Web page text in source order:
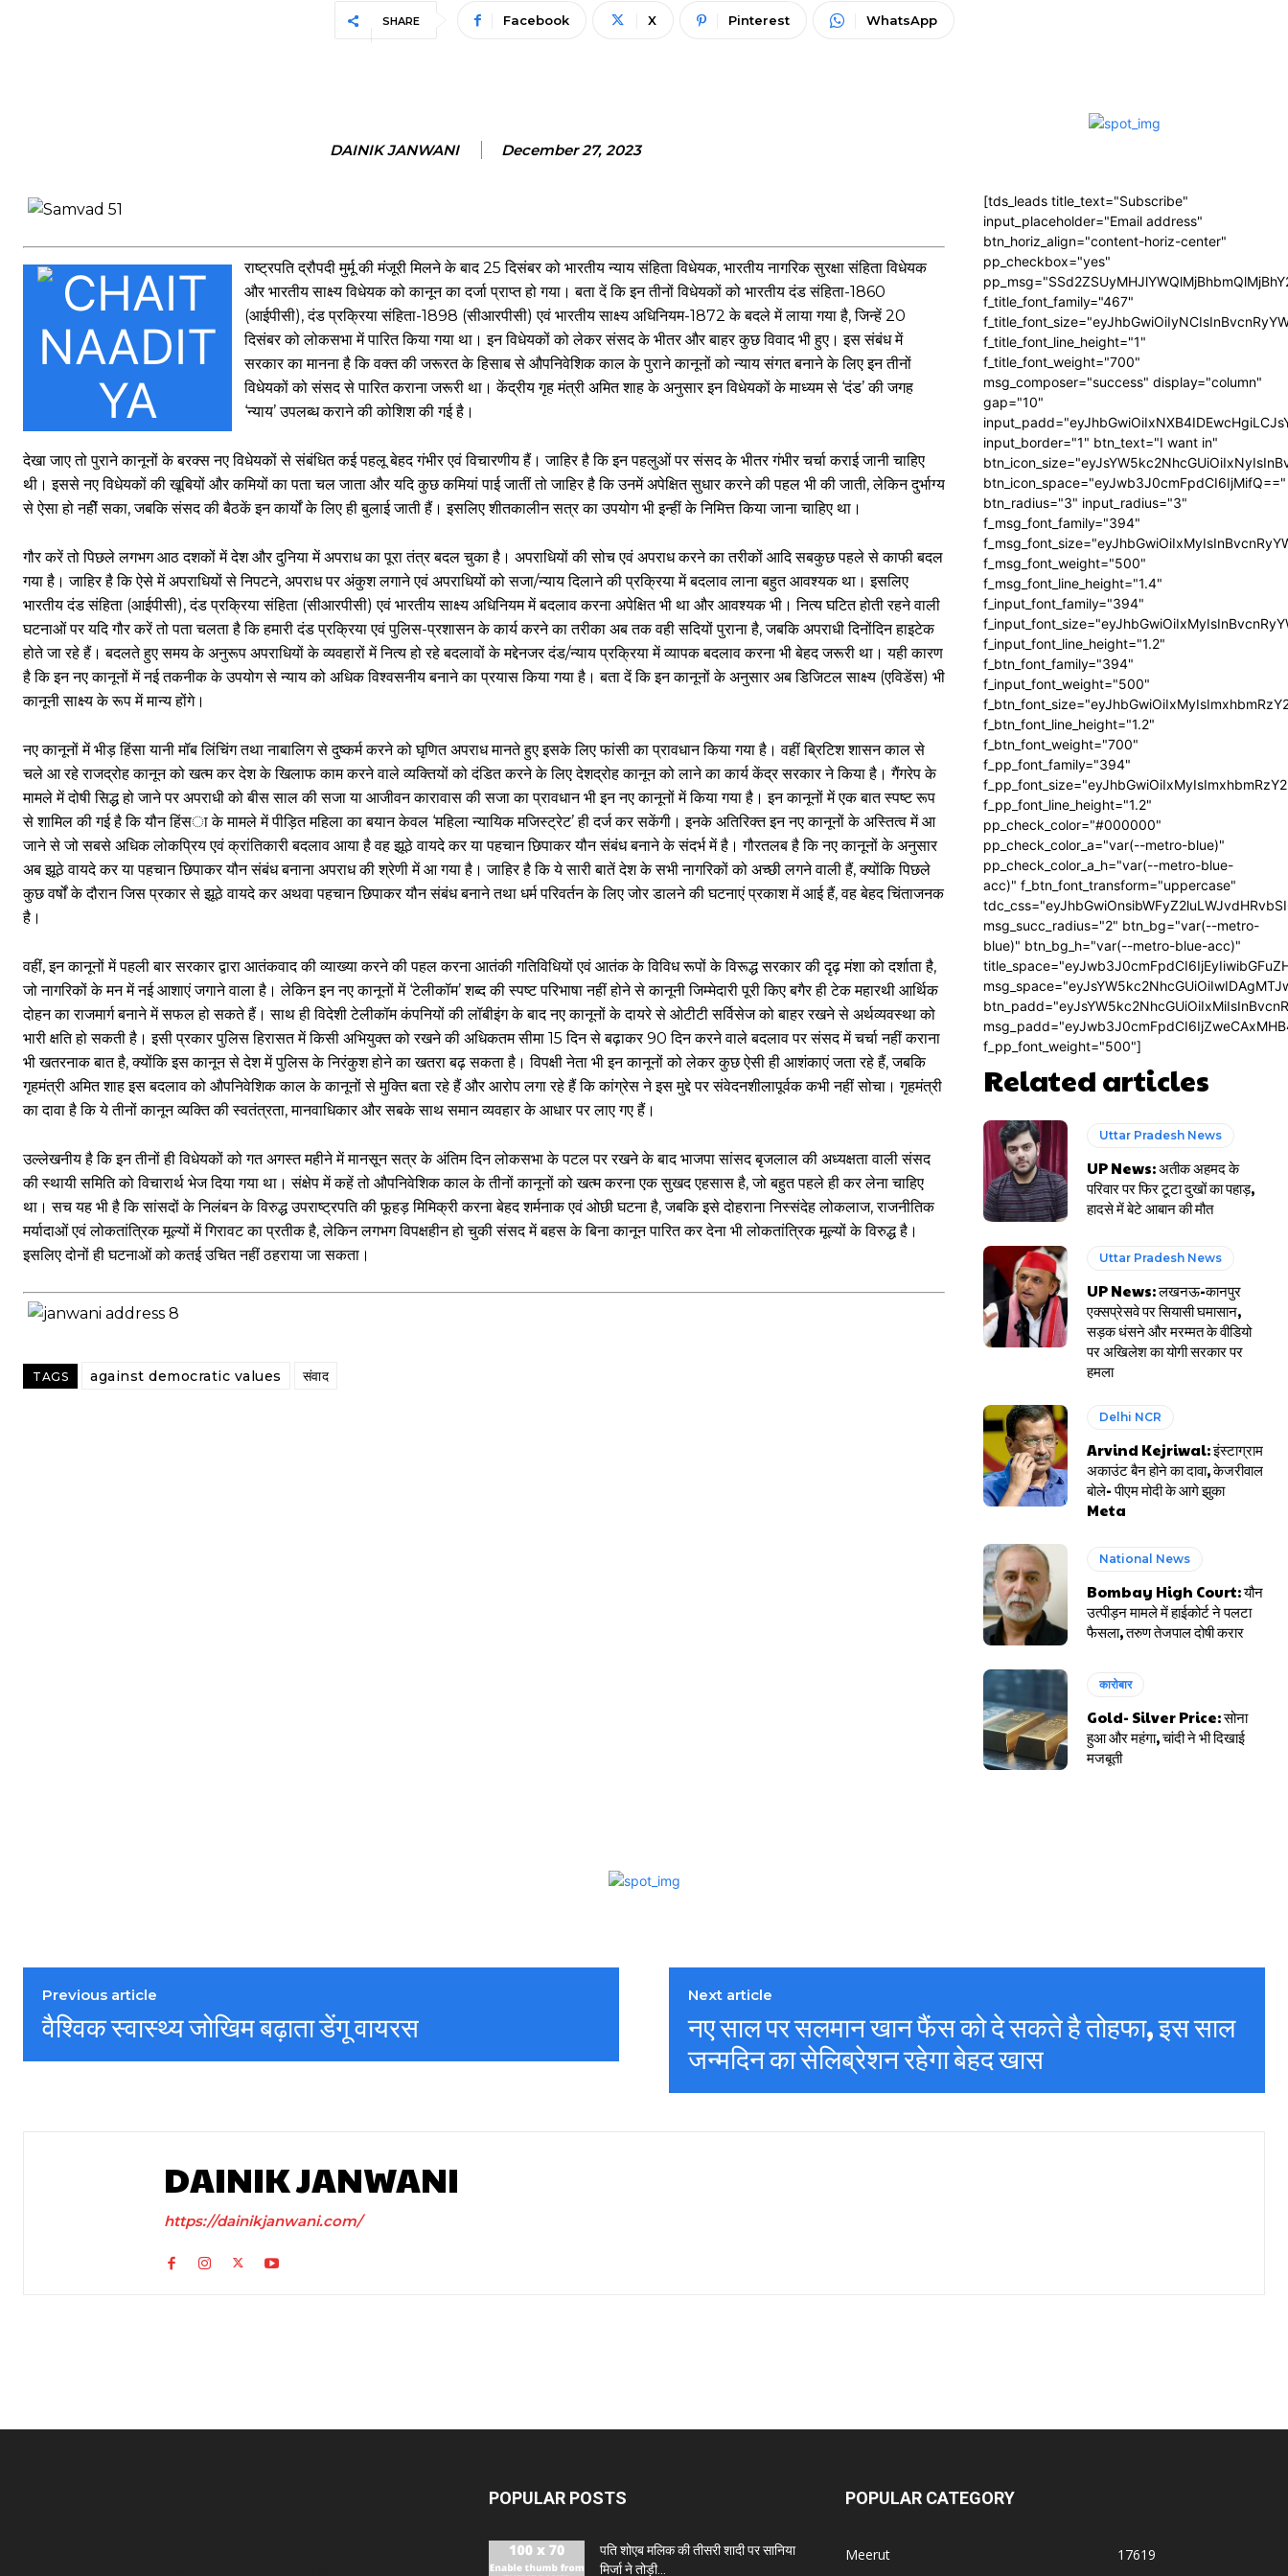
SHARE Facebook X Pinterest WhatsApp
DAINIK JANWANI December 27, 2023
राष्ट्रपति द्रौपदी मुर्मू की मंजूरी मिलने के बाद 25 दिसंबर को भारतीय न्याय संहिता विधेयक, भारतीय नागरिक सुरक्षा संहिता विधेयक
और भारतीय साक्ष्य विधेयक को कानून का दर्जा प्राप्त हो गया। बता दें कि इन तीनों विधेयकों को भारतीय दंड संहिता-1860
(आईपीसी), दंड प्रक्रिया संहिता-1898 (सीआरपीसी) एवं भारतीय साक्ष्य अधिनियम-1872 के बदले में लाया गया है, जिन्हें 20
दिसंबर को लोकसभा में पारित किया गया था। इन विधेयकों को लेकर संसद के भीतर और बाहर कुछ विवाद भी हुए। इस संबंध में
सरकार का मानना है कि वक्त की जरूरत के हिसाब से औपनिवेशिक काल के पुराने कानूनों को न्याय संगत बनाने के लिए इन तीनों
विधेयकों को संसद से पारित कराना जरूरी था। केंद्रीय गृह मंत्री अमित शाह के अनुसार इन विधेयकों के माध्यम से ‘दंड’ की जगह
‘न्याय’ उपलब्ध कराने की कोशिश की गई है।
देखा जाए तो पुराने कानूनों के बरक्स नए विधेयकों से संबंधित कई पहलू बेहद गंभीर एवं विचारणीय हैं। जाहिर है कि इन पहलुओं पर संसद के भीतर गंभीर चर्चा कराई जानी चाहिए
थी। इससे नए विधेयकों की खूबियों और कमियों का पता चल जाता और यदि कुछ कमियां पाई जातीं तो जाहिर है कि उनमें अपेक्षित सुधार करने की पहल भी की जाती, लेकिन दुर्भाग्य
से ऐसा हो नहीें सका, जबकि संसद की बैठकें इन कार्यों के लिए ही बुलाई जाती हैं। इसलिए शीतकालीन सत्र का उपयोग भी इन्हीं के निमित्त किया जाना चाहिए था।
गौर करें तो पिछले लगभग आठ दशकों में देश और दुनिया में अपराध का पूरा तंत्र बदल चुका है। अपराधियों की सोच एवं अपराध करने का तरीकों आदि सबकुछ पहले से काफी बदल
गया है। जाहिर है कि ऐसे में अपराधियों से निपटने, अपराध पर अंकुश लगाने एवं अपराधियों को सजा/न्याय दिलाने की प्रक्रिया में बदलाव लाना बहुत आवश्यक था। इसलिए
भारतीय दंड संहिता (आईपीसी), दंड प्रक्रिया संहिता (सीआरपीसी) एवं भारतीय साक्ष्य अधिनियम में बदलाव करना अपेक्षित भी था और आवश्यक भी। नित्य घटित होती रहने वाली
घटनाओं पर यदि गौर करें तो पता चलता है कि हमारी दंड प्रक्रिया एवं पुलिस-प्रशासन के कार्य करने का तरीका अब तक वही सदियों पुराना है, जबकि अपराधी दिनोंदिन हाइटेक
होते जा रहे हैं। बदलते हुए समय के अनुरूप अपराधियों के व्यवहारों में नित्य हो रहे बदलावों के मद्देनजर दंड/न्याय प्रक्रिया में व्यापक बदलाव करना भी बेहद जरूरी था। यही कारण
है कि इन नए कानूनों में नई तकनीक के उपयोग से न्याय को अधिक विश्वसनीय बनाने का प्रयास किया गया है। बता दें कि इन कानूनों के अनुसार अब डिजिटल साक्ष्य (एविडेंस) भी
कानूनी साक्ष्य के रूप में मान्य होंगे।
नए कानूनों में भीड़ हिंसा यानी मॉब लिंचिंग तथा नाबालिग से दुष्कर्म करने को घृणित अपराध मानते हुए इसके लिए फांसी का प्रावधान किया गया है। वहीं ब्रिटिश शासन काल से
चले आ रहे राजद्रोह कानून को खत्म कर देश के खिलाफ काम करने वाले व्यक्तियों को दंडित करने के लिए देशद्रोह कानून को लाने का कार्य केंद्र सरकार ने किया है। गैंगरेप के
मामले में दोषी सिद्ध हो जाने पर अपराधी को बीस साल की सजा या आजीवन कारावास की सजा का प्रावधान भी इन नए कानूनों में किया गया है। इन कानूनों में एक बात स्पष्ट रूप
से शामिल की गई है कि यौन हिंसा के मामले में पीड़ित महिला का बयान केवल ‘महिला न्यायिक मजिस्ट्रेट’ ही दर्ज कर सकेंगी। इनके अतिरिक्त इन नए कानूनों के अस्तित्व में आ
जाने से जो सबसे अधिक लोकप्रिय एवं क्रांतिकारी बदलाव आया है वह झूठे वायदे कर या पहचान छिपाकर यौन संबंध बनाने के संदर्भ में है। गौरतलब है कि नए कानूनों के अनुसार
अब झूठे वायदे कर या पहचान छिपाकर यौन संबंध बनाना अपराध की श्रेणी में आ गया है। जाहिर है कि ये सारी बातें देश के सभी नागरिकों को अच्छी लगने वाली हैं, क्योंकि पिछले
कुछ वर्षों के दौरान जिस प्रकार से झूठे वायदे कर अथवा पहचान छिपाकर यौन संबंध बनाने तथा धर्म परिवर्तन के लिए जोर डालने की घटनाएं प्रकाश में आई हैं, वह बेहद चिंताजनक
है।
वहीं, इन कानूनों में पहली बार सरकार द्वारा आतंकवाद की व्याख्या करने की पहल करना आतंकी गतिविधियों एवं आतंक के विविध रूपों के विरूद्ध सरकार की दृढ़ मंशा को दर्शाता है,
जो नागरिकों के मन में नई आशाएं जगाने वाला है। लेकिन इन नए कानूनों में ‘टेलीकॉम’ शब्द की स्पष्ट परिभाषा नहीं होने से कानूनी जिम्मेदारी पूरी किए बगैर ही टेक महारथी आर्थिक
दोहन का राजमार्ग बनाने में सफल हो सकते हैं। साथ ही विदेशी टेलीकॉम कंपनियों की लॉबीइंग के बाद नए कानूनों के दायरे से ओटीटी सर्विसेज को बाहर रखने से अर्थव्यवस्था को
भारी क्षति हो सकती है। इसी प्रकार पुलिस हिरासत में किसी अभियुक्त को रखने की अधिकतम सीमा 15 दिन से बढ़ाकर 90 दिन करने वाले बदलाव पर संसद में चर्चा नहीं कराना
भी खतरनाक बात है, क्योंकि इस कानून से देश में पुलिस के निरंकुश होने का खतरा बढ़ सकता है। विपक्षी नेता भी इन कानूनों को लेकर कुछ ऐसी ही आशंकाएं जता रहे हैं, जबकि
गृहमंत्री अमित शाह इस बदलाव को औपनिवेशिक काल के कानूनों से मुक्ति बता रहे हैं और आरोप लगा रहे हैं कि कांग्रेस ने इस मुद्दे पर संवेदनशीलापूर्वक कभी नहीं सोचा। गृहमंत्री
का दावा है कि ये तीनों कानून व्यक्ति की स्वतंत्रता, मानवाधिकार और सबके साथ समान व्यवहार के आधार पर लाए गए हैं।
उल्लेखनीय है कि इन तीनों ही विधेयकों को गत अगस्त महीने में मानसून सत्र के अंतिम दिन लोकसभा के पटल पर रखने के बाद भाजपा सांसद बृजलाल की अध्यक्षता वाली संसद
की स्थायी समिति को विचारार्थ भेज दिया गया था। संक्षेप में कहें तो औपनिवेशिक काल के तीनों कानूनों को खत्म करना एक सुखद एहसास है, जो बहुत पहले ही कर लेना चाहिए
था। सच यह भी है कि सांसदों के निलंबन के विरुद्ध उपराष्ट्रपति की फूहड़ मिमिक्री करना बेहद शर्मनाक एवं ओछी घटना है, जबकि इसे दोहराना निस्संदेह लोकलाज, राजनीतिक
मर्यादाओं एवं लोकतांत्रिक मूल्यों में गिरावट का प्रतीक है, लेकिन लगभग विपक्षहीन हो चुकी संसद में बहस के बिना कानून पारित कर देना भी लोकतांत्रिक मूल्यों के विरुद्ध है।
इसलिए दोनों ही घटनाओं को कतई उचित नहीं ठहराया जा सकता।
TAGS against democratic values संवाद
[tds_leads title_text="Subscribe"
input_placeholder="Email address"
btn_horiz_align="content-horiz-center"
pp_checkbox="yes"
f_title_font_family="467"
f_title_font_line_height="1"
f_title_font_weight="700"
msg_composer="success" display="column"
gap="10"
input_border="1" btn_text="I want in"
btn_icon_space="eyJwb3J0cmFpdCI6IjMifQ=="
btn_radius="3" input_radius="3"
f_msg_font_family="394"
f_msg_font_weight="500"
f_msg_font_line_height="1.4"
f_input_font_family="394"
f_input_font_line_height="1.2"
f_btn_font_family="394"
f_input_font_weight="500"
f_btn_font_line_height="1.2"
f_btn_font_weight="700"
f_pp_font_family="394"
f_pp_font_line_height="1.2"
pp_check_color="#000000"
pp_check_color_a="var(--metro-blue)"
pp_check_color_a_h="var(--metro-blue-
acc)" f_btn_font_transform="uppercase"
msg_succ_radius="2" btn_bg="var(--metro-
blue)" btn_bg_h="var(--metro-blue-acc)"
f_pp_font_weight="500"]
Related articles
Uttar Pradesh News
UP News: अतीक अहमद के
परिवार पर फिर टूटा दुखों का पहाड़,
हादसे में बेटे आबान की मौत
Uttar Pradesh News
UP News: लखनऊ-कानपुर
एक्सप्रेसवे पर सियासी घमासान,
सड़क धंसने और मरम्मत के वीडियो
पर अखिलेश का योगी सरकार पर
हमला
Delhi NCR
Arvind Kejriwal: इंस्टाग्राम
अकाउंट बैन होने का दावा, केजरीवाल
बोले- पीएम मोदी के आगे झुका
Meta
National News
Bombay High Court: यौन
उत्पीड़न मामले में हाईकोर्ट ने पलटा
फैसला, तरुण तेजपाल दोषी करार
कारोबार
Gold- Silver Price: सोना
हुआ और महंगा, चांदी ने भी दिखाई
मजबूती
Previous article
वैश्विक स्वास्थ्य जोखिम बढ़ाता डेंगू वायरस
Next article
नए साल पर सलमान खान फैंस को दे सकते है तोहफा, इस साल
जन्मदिन का सेलिब्रेशन रहेगा बेहद खास
DAINIK JANWANI
https://dainikjanwani.com/
POPULAR POSTS
पति शोएब मलिक की तीसरी शादी पर सानिया
मिर्जा ने तोड़ी...
POPULAR CATEGORY
Meerut
17619